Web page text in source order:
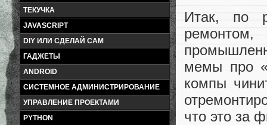
ТЕКУЧКА
JAVASCRIPT
DIY ИЛИ СДЕЛАЙ САМ
ГАДЖЕТЫ
ANDROID
СИСТЕМНОЕ АДМИНИСТРИРОВАНИЕ
УПРАВЛЕНИЕ ПРОЕКТАМИ
PYTHON
Итак, по
ремонтом,
мемы про
компы
что это за